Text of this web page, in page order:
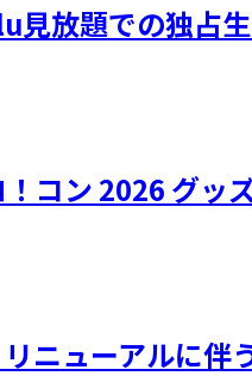
見放題での独占
コン 2026 グッ
ニューアルに伴